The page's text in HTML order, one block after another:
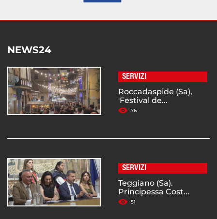
NEWS24
SERVIZI
Roccadaspide (Sa),
'Festival de...
76
SERVIZI
Teggiano (Sa).
Principessa Cost...
51